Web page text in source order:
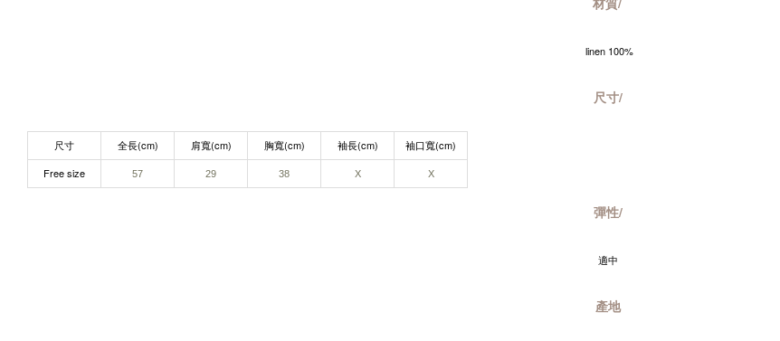
linen 100%
尺寸/
尺寸 全長(cm) 肩寬(cm) 胸寬(cm) 袖長(cm)
袖口寬(cm)
Free size
57 29 38 X X
彈性/
適中
產地